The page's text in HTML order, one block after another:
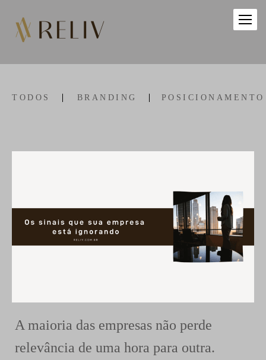
TODOS BRANDING POSICIONAMENTO
A maioria das empresas não perde
relevância de uma hora para outra.